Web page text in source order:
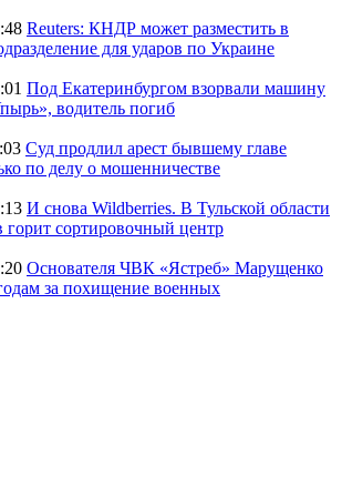
Reuters: КНДР может разместить в
для ударов по Украине
Под Екатеринбургом взорвали машину
водитель погиб
Суд продлил арест бывшему главе
по делу о мошенничестве
И снова Wildberries. В Тульской области
горит сортировочный центр
Основателя ЧВК «Ястреб» Марущенко
за похищение военных